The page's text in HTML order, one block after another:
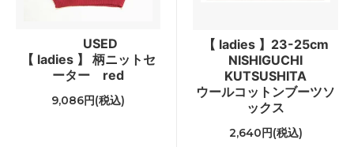
USED
【 ladies 】 柄ニットセ
ーター red
9,086円(税込)
【 ladies 】23-25cm
NISHIGUCHI
KUTSUSHITA
ウールコットンブーツソ
ックス
2,640円(税込)